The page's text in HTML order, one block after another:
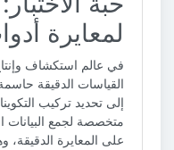
لمعايرة
في عالم استكشاف
القياسات الدقيقة
إلى تحديد تركيب
متخصصة لجمع البيانات
على المعايرة الدقيقة،